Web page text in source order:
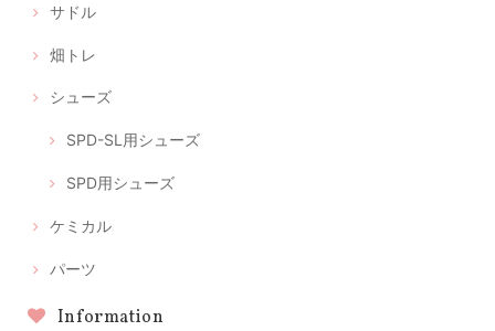
サドル
畑トレ
シューズ
SPD-SL用シューズ
SPD用シューズ
ケミカル
パーツ
Information